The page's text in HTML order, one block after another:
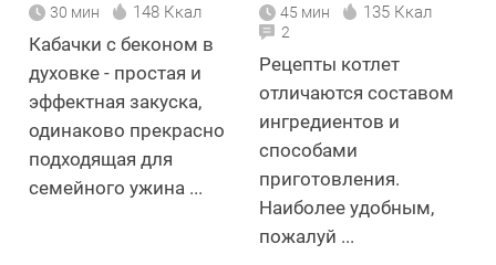
30 мин 148 Ккал
Кабачки с беконом в
духовке - простая и
эффектная закуска,
одинаково прекрасно
подходящая для
семейного ужина ...
45 мин 135 Ккал
2
Рецепты котлет
отличаются составом
ингредиентов и
способами
приготовления.
Наиболее удобным,
пожалуй ...